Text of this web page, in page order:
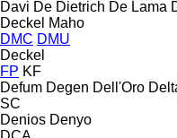
Davi De Dietrich De Lama
Deckel Maho
DMC DMU
Deckel
FP KF
Defum Degen Dell'Oro
SC
Denios Denyo